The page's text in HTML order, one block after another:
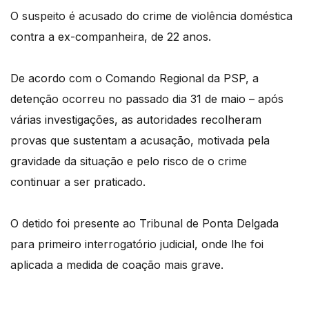
O suspeito é acusado do crime de violência doméstica
contra a ex-companheira, de 22 anos.
De acordo com o Comando Regional da PSP, a
detenção ocorreu no passado dia 31 de maio – após
várias investigações, as autoridades recolheram
provas que sustentam a acusação, motivada pela
gravidade da situação e pelo risco de o crime
continuar a ser praticado.
O detido foi presente ao Tribunal de Ponta Delgada
para primeiro interrogatório judicial, onde lhe foi
aplicada a medida de coação mais grave.